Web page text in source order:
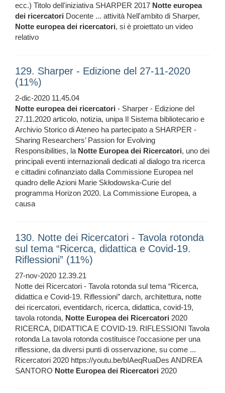
ecc.) Titolo dell'iniziativa SHARPER 2017 Notte europea
dei ricercatori Docente ... attività Nell'ambito di Sharper,
Notte europea dei ricercatori, si è proiettato un video
relativo
129. Sharper - Edizione del 27-11-2020
(11%)
2-dic-2020 11.45.04
Notte europea dei ricercatori - Sharper - Edizione del
27.11.2020 articolo, notizia, unipa Il Sistema bibliotecario e
Archivio Storico di Ateneo ha partecipato a SHARPER -
Sharing Researchers’ Passion for Evolving
Responsibilities, la Notte Europea dei Ricercatori, uno dei
principali eventi internazionali dedicati al dialogo tra ricerca
e cittadini cofinanziato dalla Commissione Europea nel
quadro delle Azioni Marie Skłodowska-Curie del
programma Horizon 2020. La Commissione Europea, a
causa
130. Notte dei Ricercatori - Tavola rotonda
sul tema “Ricerca, didattica e Covid-19.
Riflessioni” (11%)
27-nov-2020 12.39.21
Notte dei Ricercatori - Tavola rotonda sul tema “Ricerca,
didattica e Covid-19. Riflessioni” darch, architettura, notte
dei ricercatori, eventidarch, ricerca, didattica, covid-19,
tavola rotonda, Notte Europea dei Ricercatori 2020
RICERCA, DIDATTICA E COVID-19. RIFLESSIONI Tavola
rotonda La tavola rotonda costituisce l’occasione per una
riflessione, da diversi punti di osservazione, su come ...
Ricercatori 2020 https://youtu.be/bIAeqRuaDes ANDREA
SANTORO Notte Europea dei Ricercatori 2020